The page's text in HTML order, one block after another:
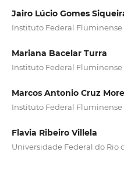
Jairo Lúcio Gomes
Instituto Federal Fluminense
Mariana Bacelar Turra
Instituto Federal Fluminense
Marcos Antonio Cruz
Instituto Federal Fluminense
Flavia Ribeiro Villela
Universidade Federal do Rio